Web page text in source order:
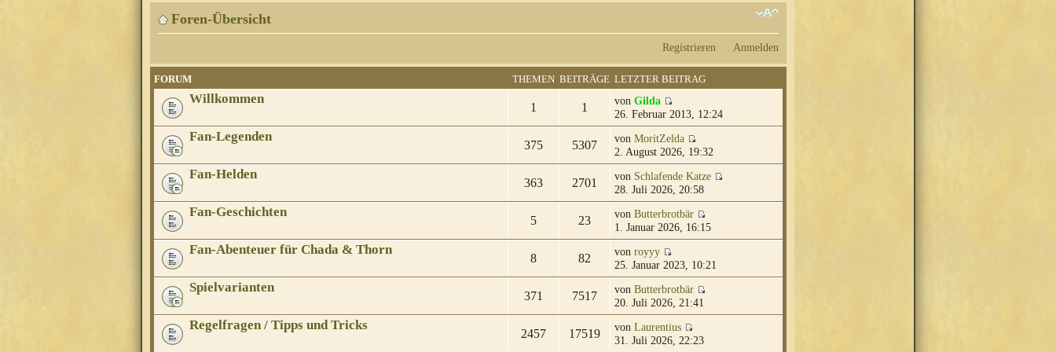
Foren-Übersicht
Registrieren Anmelden
FORUM THEMEN BEITRÄGE LETZTER BEITRAG
Willkommen
1 1 von Gilda
26. Februar 2013, 12:24
Fan-Legenden
375 5307 von MoritZelda
2. August 2026, 19:32
Fan-Helden
363 2701 von Schlafende Katze
28. Juli 2026, 20:58
Fan-Geschichten
5 23 von Butterbrotbär
1. Januar 2026, 16:15
Fan-Abenteuer für Chada & Thorn
8 82 von royyy
25. Januar 2023, 10:21
Spielvarianten
371 7517 von Butterbrotbär
20. Juli 2026, 21:41
Regelfragen / Tipps und Tricks
2457 17519 von Laurentius
31. Juli 2026, 22:23